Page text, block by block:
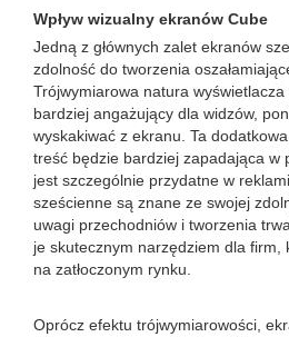
Wpływ wizualny ekranów Cube
Jedną z głównych zalet ekranów
zdolność do tworzenia
Trójwymiarowa natura
bardziej angażujący dla widzów,
wyskakiwać z ekranu. Ta
treść będzie bardziej zapadająca w
jest szczególnie przydatne w
sześcienne są znane ze swojej
uwagi przechodniów i tworzenia
je skutecznym narzędziem dla firm,
na zatłoczonym rynku.
Oprócz efektu trójwymiarowości,